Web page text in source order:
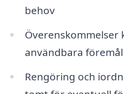
behov
användbara föremål
Rengöring och